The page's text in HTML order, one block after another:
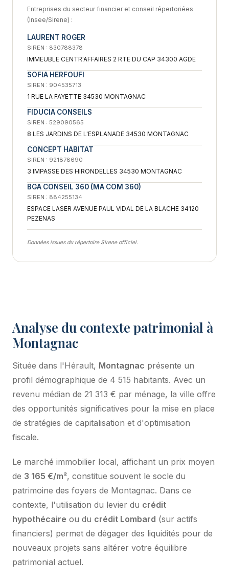
Analyse du contexte patrimonial à
Montagnac
Située dans l'Hérault, Montagnac présente un
profil démographique de 4 515 habitants. Avec un
revenu médian de 21 313 € par ménage, la ville offre
des opportunités significatives pour la mise en place
de stratégies de capitalisation et d'optimisation
fiscale.
Le marché immobilier local, affichant un prix moyen
de 3 165 €/m², constitue souvent le socle du
patrimoine des foyers de Montagnac. Dans ce
contexte, l'utilisation du levier du crédit
hypothécaire ou du crédit Lombard (sur actifs
financiers) permet de dégager des liquidités pour de
nouveaux projets sans altérer votre équilibre
patrimonial actuel.
Entreprises du secteur financier et conseil répertoriées
(Insee/Sirene) :
LAURENT ROGER
SIREN : 830788378
IMMEUBLE CENTR'AFFAIRES 2 RTE DU CAP 34300 AGDE
SOFIA HERFOUFI
SIREN : 904535713
1 RUE LA FAYETTE 34530 MONTAGNAC
FIDUCIA CONSEILS
SIREN : 529090565
8 LES JARDINS DE L'ESPLANADE 34530 MONTAGNAC
CONCEPT HABITAT
SIREN : 921878690
3 IMPASSE DES HIRONDELLES 34530 MONTAGNAC
BGA CONSEIL 360 (MA COM 360)
SIREN : 884255134
ESPACE LASER AVENUE PAUL VIDAL DE LA BLACHE 34120
PEZENAS
Données issues du répertoire Sirene officiel.